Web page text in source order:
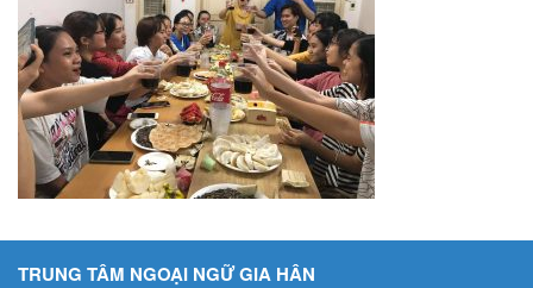
TRUNG TÂM NGOẠI NGỮ GIA HÂN